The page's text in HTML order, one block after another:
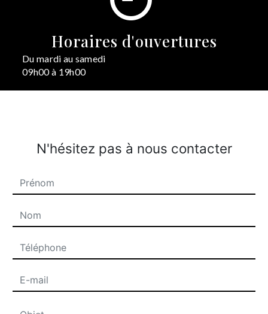
Horaires d'ouvertures
Du mardi au samedi
09h00 à 19h00
N'hésitez pas à nous contacter